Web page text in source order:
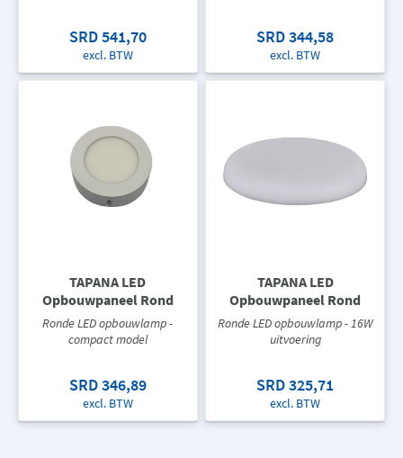
SRD 541,70
excl. BTW
SRD 344,58
excl. BTW
TAPANA LED
Opbouwpaneel Rond
Ronde LED opbouwlamp -
compact model
SRD 346,89
excl. BTW
TAPANA LED
Opbouwpaneel Rond
Ronde LED opbouwlamp - 16W
uitvoering
SRD 325,71
excl. BTW